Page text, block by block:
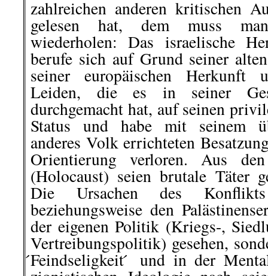
zahlreichen anderen kritischen
gelesen hat, dem muss
wiederholen: Das israelische
berufe sich auf Grund seiner
seiner europäischen Herkunft
Leiden, die es in seiner
durchgemacht hat, auf seinen
Status und habe mit seinem
anderes Volk errichteten
Orientierung verloren. Aus
(Holocaust) seien brutale Täter
Die Ursachen des
beziehungsweise den
der eigenen Politik (Kriegs-,
Vertreibungspolitik) gesehen,
́Feindseligkeit ́ und in der